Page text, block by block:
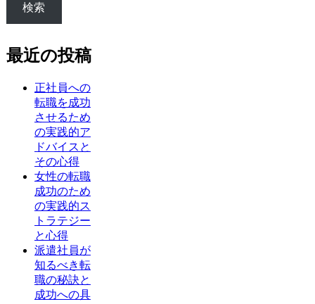
検索
最近の投稿
正社員への
転職を成功
させるため
の実践的ア
ドバイスと
その心得
女性の転職
成功のため
の実践的ス
トラテジー
と心得
派遣社員が
知るべき転
職の秘訣と
成功への具